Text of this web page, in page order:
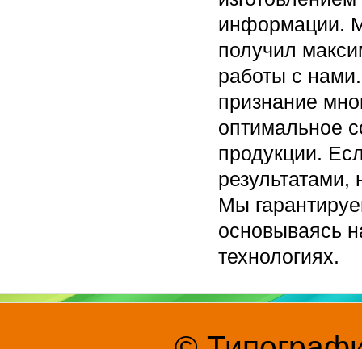
информации.
получил
работы с
признание
оптимальное
продукции.
Мы
основываясь
технологиях.